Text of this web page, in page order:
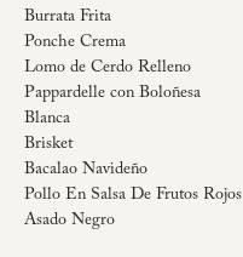
Burrata Frita
Ponche Crema
Lomo de Cerdo Relleno
Pappardelle con Boloñesa
Blanca
Brisket
Bacalao Navideño
Pollo En Salsa De Frutos Rojos
Asado Negro